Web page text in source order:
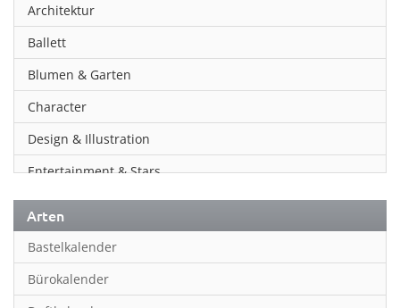
Architektur
Ballett
Blumen & Garten
Character
Design & Illustration
Entertainment & Stars
Erotik
Essen & Trinken
Familienplaner
Fantasy
Arten
Bastelkalender
Bürokalender